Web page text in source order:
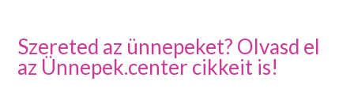
Szereted az ünnepeket? Olvasd el
az Ünnepek.center cikkeit is!